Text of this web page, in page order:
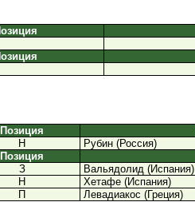
Позиция
Н
Рубин (Россия)
Позиция
З
Вальядолид (Испания)
Н
Хетафе (Испания)
П Левадиакос (Греция)